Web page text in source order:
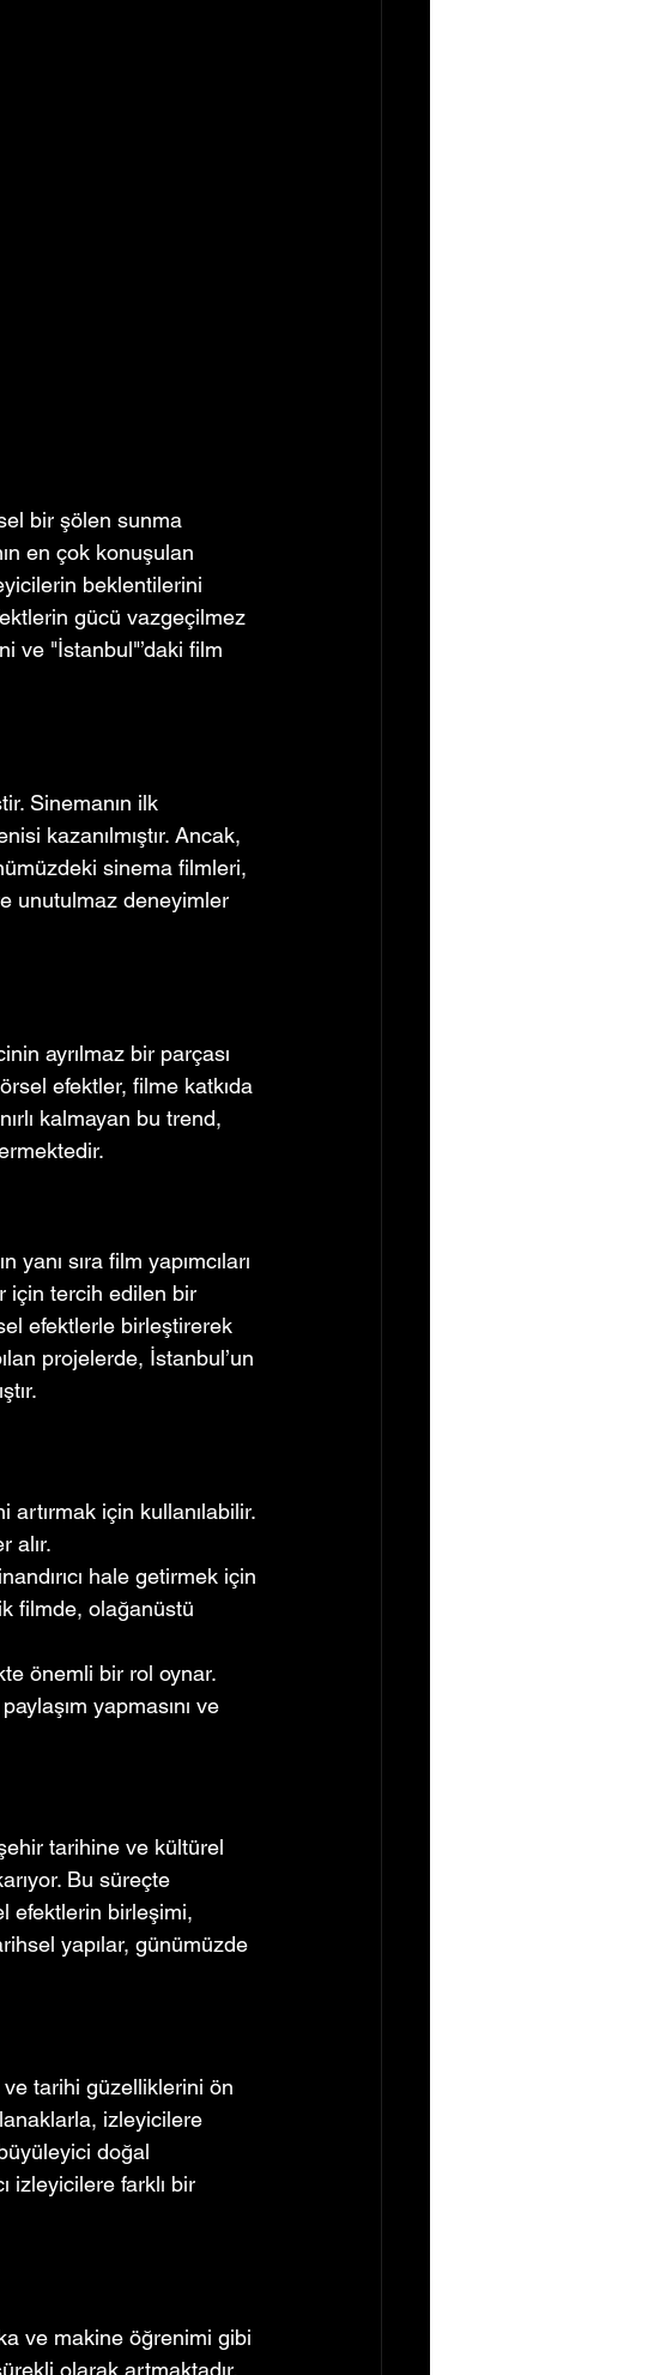
bir şölen sunma
en çok konuşulan
beklentilerini
gücü vazgeçilmez
ve "İstanbul"’daki film
Sinemanın ilk
kazanılmıştır. Ancak,
sinema filmleri,
unutulmaz deneyimler
ayrılmaz bir parçası
efektler, filme katkıda
kalmayan bu trend,
sıra film yapımcıları
için tercih edilen bir
efektlerle birleştirerek
projelerde, İstanbul’un
artırmak için kullanılabilir.
alır.
hale getirmek için
filmde, olağanüstü
önemli bir rol oynar.
yapmasını ve
tarihine ve kültürel
Bu süreçte
efektlerin birleşimi,
yapılar, günümüzde
tarihi güzelliklerini ön
izleyicilere
doğal
izleyicilere farklı bir
ve makine öğrenimi gibi
olarak artmaktadır.